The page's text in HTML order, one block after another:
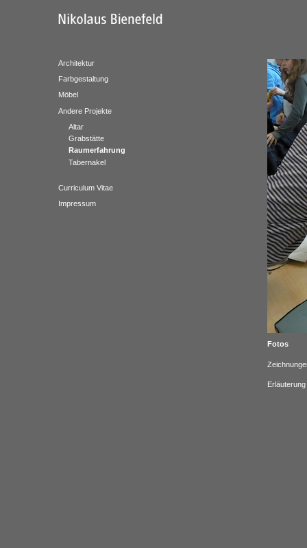
Architektur
Farbgestaltung
Möbel
Andere Projekte
Altar
Grabstätte
Raumerfahrung
Tabernakel
Curriculum Vitae
Impressum
Fotos